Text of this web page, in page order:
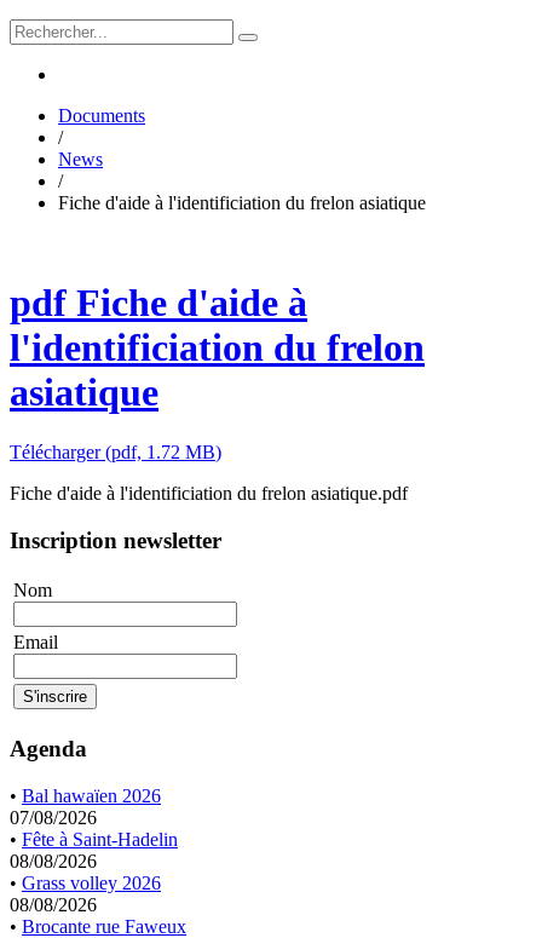
Documents
/
News
/
Fiche d'aide à l'identificiation du frelon asiatique
pdf Fiche d'aide à
l'identificiation du frelon
asiatique
Télécharger(pdf, 1.72 MB)
Fiche d'aide à l'identificiation du frelon asiatique.pdf
Inscription newsletter
Nom
Email
Agenda
• Bal hawaïen 2026
07/08/2026
• Fête à Saint-Hadelin
08/08/2026
• Grass volley 2026
08/08/2026
• Brocante rue Faweux